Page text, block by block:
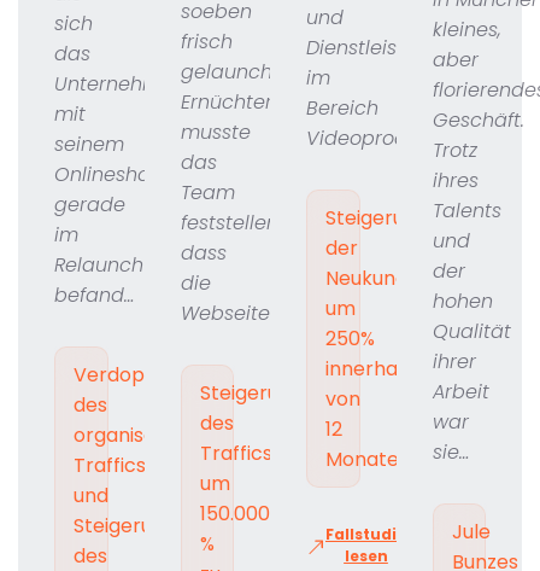
sich
das
Unternehmen
mit
seinem
Onlineshop
gerade
im
Relaunch
befand…
Verdopplung
des
organischen
Traffics
und
Steigerung
des
soeben
frisch
gelaunched.
Ernüchternd
musste
das
Team
feststellen,
dass
die
Webseite…
Steigerung
des
Traffics
um
150.000
%
und
Dienstleistung
im
Bereich
Videoproduktion…
Steigerung
der
Neukundenanfragen
um
250%
innerhalb
von
12
Monaten.
Fallstudie
lesen
kleines,
aber
Geschäft.
Trotz
ihres
Talents
und
der
hohen
Qualität
ihrer
Arbeit
war
sie…
Jule
Bunzes